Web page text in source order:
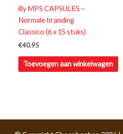
illy MPS CAPSULES –
Normale branding
Classico (6 x 15 stuks)
€40.95
Toevoegen aan winkelwagen